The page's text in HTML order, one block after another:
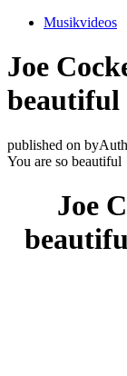
Musikvideos
Joe
beautiful
published on by
You are so beautiful
Joe